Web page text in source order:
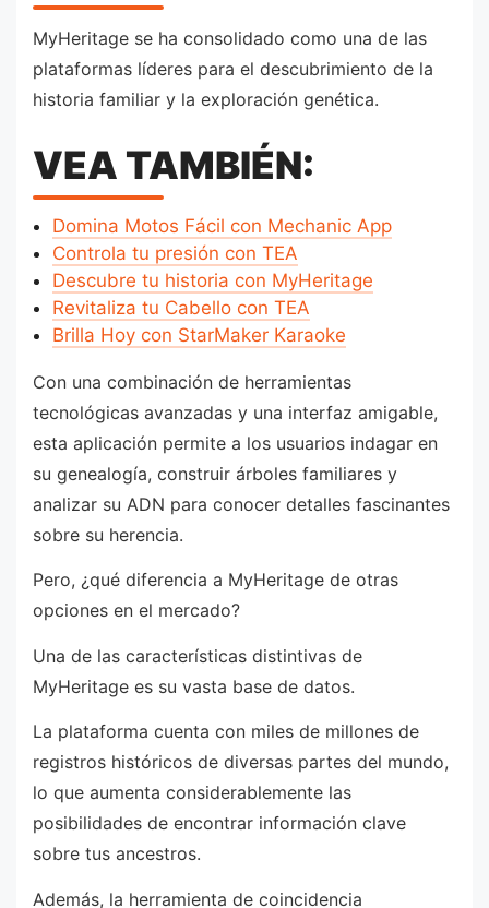
MyHeritage se ha consolidado como una de las
plataformas líderes para el descubrimiento de la
historia familiar y la exploración genética.
VEA TAMBIÉN:
Domina Motos Fácil con Mechanic App
Controla tu presión con TEA
Descubre tu historia con MyHeritage
Revitaliza tu Cabello con TEA
Brilla Hoy con StarMaker Karaoke
Con una combinación de herramientas
tecnológicas avanzadas y una interfaz amigable,
esta aplicación permite a los usuarios indagar en
su genealogía, construir árboles familiares y
analizar su ADN para conocer detalles fascinantes
sobre su herencia.
Pero, ¿qué diferencia a MyHeritage de otras
opciones en el mercado?
Una de las características distintivas de
MyHeritage es su vasta base de datos.
La plataforma cuenta con miles de millones de
registros históricos de diversas partes del mundo,
lo que aumenta considerablemente las
posibilidades de encontrar información clave
sobre tus ancestros.
Además, la herramienta de coincidencia